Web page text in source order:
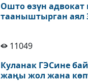
Ошто өзүн адвокат
11049
Куланак ГЭСине
жаңы жол жана